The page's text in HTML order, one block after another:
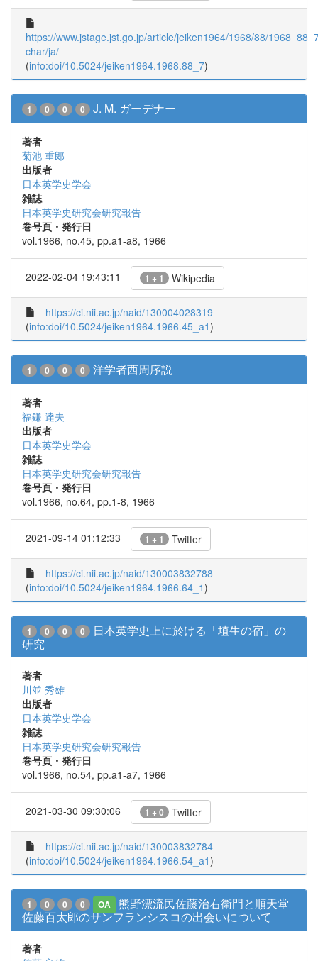
https://www.jstage.jst.go.jp/article/jeiken1964/1968/88/
char/ja/
(info:doi/10.5024/jeiken1964.1968.88_7)
1 0 0 0 J. M. ガーデナー
著者
菊池 重郎
出版者
日本英学史学会
雑誌
日本英学史研究会研究報告
巻号頁・発行日
vol.1966, no.45, pp.a1-a8, 1966
2022-02-04 19:43:11 1 + 1 Wikipedia
https://ci.nii.ac.jp/naid/130004028319
(info:doi/10.5024/jeiken1964.1966.45_a1)
1 0 0 0 洋学者西周序説
著者
福鎌 達夫
出版者
日本英学史学会
雑誌
日本英学史研究会研究報告
巻号頁・発行日
vol.1966, no.64, pp.1-8, 1966
2021-09-14 01:12:33 1 + 1 Twitter
https://ci.nii.ac.jp/naid/130003832788
(info:doi/10.5024/jeiken1964.1966.64_1)
1 0 0 0
日本英学史上に於ける「埴生の宿」の
研究
著者
川並 秀雄
出版者
日本英学史学会
雑誌
日本英学史研究会研究報告
巻号頁・発行日
vol.1966, no.54, pp.a1-a7, 1966
2021-03-30 09:30:06 1 + 0 Twitter
https://ci.nii.ac.jp/naid/130003832784
(info:doi/10.5024/jeiken1964.1966.54_a1)
1 0 0 0 OA
熊野漂流民佐藤治右衛門と順天堂
佐藤百太郎のサンフランシスコの出会いについて
著者